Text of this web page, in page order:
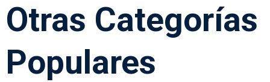
Otras Categorías
Populares